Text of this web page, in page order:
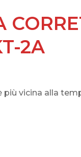
2A
vicina alla